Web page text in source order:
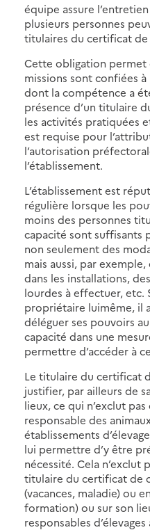
équipe assure
plusieurs personnes
titulaires du certificat de
Cette obligation permet
missions sont confiées
dont la compétence a
présence d’un titulaire
les activités pratiquées
est requise pour
l’autorisation
l’établissement.
L’établissement est
régulière lorsque les
moins des personnes
capacité sont
non seulement des
mais aussi, par
dans les installations,
lourdes à effectuer, etc.
propriétaire luimême, il
déléguer ses pouvoirs
capacité dans une
permettre d’accéder à
Le titulaire du certificat
justifier, par ailleurs de
lieux, ce qui n’exclut
responsable des
établissements
lui permettre d’y être
nécessité. Cela n’exclut
titulaire du certificat de
(vacances, maladie) ou
formation) ou sur son
responsables